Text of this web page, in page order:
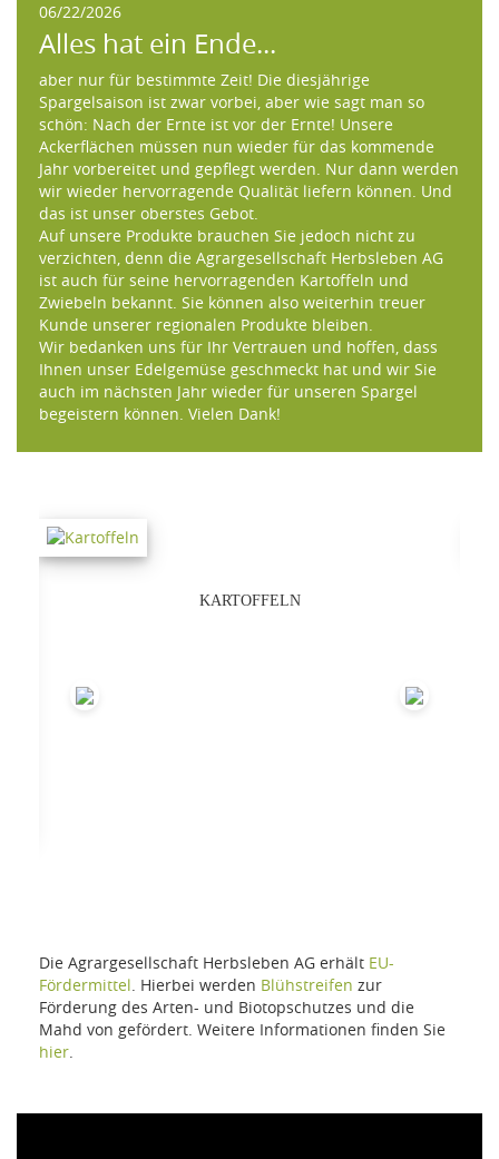
06/22/2026
Alles hat ein Ende...
aber nur für bestimmte Zeit! Die diesjährige
Spargelsaison ist zwar vorbei, aber wie sagt man so
schön: Nach der Ernte ist vor der Ernte! Unsere
Ackerflächen müssen nun wieder für das kommende
Jahr vorbereitet und gepflegt werden. Nur dann werden
wir wieder hervorragende Qualität liefern können. Und
das ist unser oberstes Gebot.
Auf unsere Produkte brauchen Sie jedoch nicht zu
verzichten, denn die Agrargesellschaft Herbsleben AG
ist auch für seine hervorragenden Kartoffeln und
Zwiebeln bekannt. Sie können also weiterhin treuer
Kunde unserer regionalen Produkte bleiben.
Wir bedanken uns für Ihr Vertrauen und hoffen, dass
Ihnen unser Edelgemüse geschmeckt hat und wir Sie
auch im nächsten Jahr wieder für unseren Spargel
begeistern können. Vielen Dank!
KARTOFFELN
Die Agrargesellschaft Herbsleben AG erhält EU-
Fördermittel. Hierbei werden Blühstreifen zur
Förderung des Arten- und Biotopschutzes und die
Mahd von gefördert. Weitere Informationen finden Sie
hier.